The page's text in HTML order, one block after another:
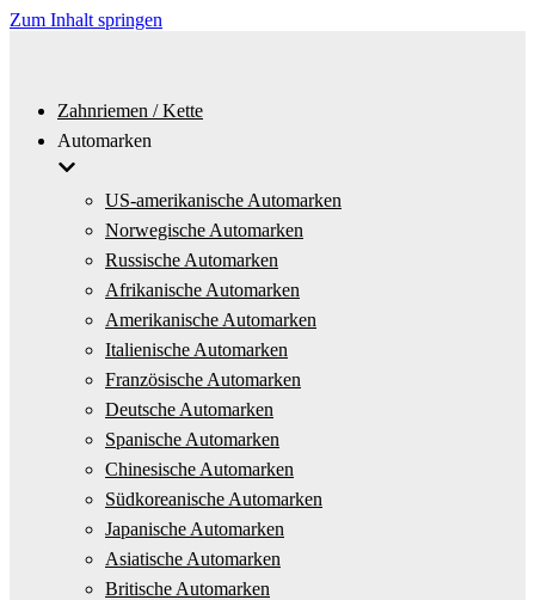
Zum Inhalt springen
Zahnriemen / Kette
Automarken
US-amerikanische Automarken
Norwegische Automarken
Russische Automarken
Afrikanische Automarken
Amerikanische Automarken
Italienische Automarken
Französische Automarken
Deutsche Automarken
Spanische Automarken
Chinesische Automarken
Südkoreanische Automarken
Japanische Automarken
Asiatische Automarken
Britische Automarken